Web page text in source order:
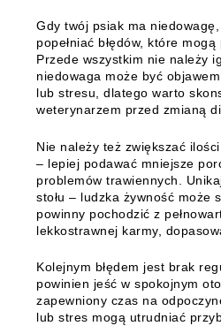
Gdy twój psiak ma
popełniać błędów, które
Przede wszystkim nie należy
niedowaga może być
lub stresu, dlatego warto
weterynarzem przed zmianą
Nie należy też zwiększać
– lepiej podawać mniejsze
problemów trawiennych.
stołu – ludzka żywność może
powinny pochodzić z
lekkostrawnej karmy,
Kolejnym błędem jest brak
powinien jeść w spokojnym
zapewniony czas na
lub stres mogą utrudniać